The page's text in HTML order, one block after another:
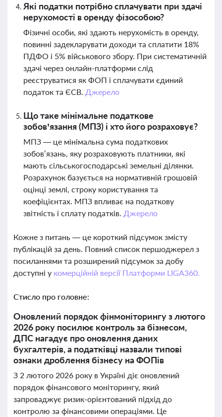
Які податки потрібно сплачувати при здачі
нерухомості в оренду фізособою?
Фізичні особи, які здають нерухомість в оренду,
повинні задекларувати доходи та сплатити 18%
ПДФО і 5% військового збору. При систематичній
здачі через онлайн-платформи слід
реєструватися як ФОП і сплачувати єдиний
податок та ЄСВ. Джерело
Що таке мінімальне податкове
зобов’язання (МПЗ) і хто його розраховує?
МПЗ — це мінімальна сума податкових
зобов’язань, яку розраховують платники, які
мають сільськогосподарські земельні ділянки.
Розрахунок базується на нормативній грошовій
оцінці землі, строку користування та
коефіцієнтах. МПЗ впливає на податкову
звітність і сплату податків. Джерело
Кожне з питань — це короткий підсумок змісту
публікацій за день. Повний список першоджерел з
посиланнями та розширений підсумок за добу
доступні у комерційній версії Платформи LIGA360.
Стисло про головне:
Оновлений порядок фінмоніторингу з лютого
2026 року посилює контроль за бізнесом,
ДПС нагадує про оновлення даних
бухгалтерів, а податківці назвали типові
ознаки дроблення бізнесу на ФОПів
З 2 лютого 2026 року в Україні діє оновлений
порядок фінансового моніторингу, який
запроваджує ризик-орієнтований підхід до
контролю за фінансовими операціями. Це